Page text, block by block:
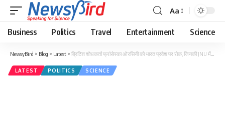
Aa
Business Politics Travel Entertainment Science
NewsyBird > Blog > Latest > ब्रिटिश शोधकर्ता फ्रांसेस्का ओरसिनी को भारत प्रवेश पर रोक, जिनकी JNU में पढ़ाई और लंदन यूनिवर्सिटी से PhD तथा हिंदी‑उर्दू साहित्य में निपुणता है।
LATEST POLITICS SCIENCE